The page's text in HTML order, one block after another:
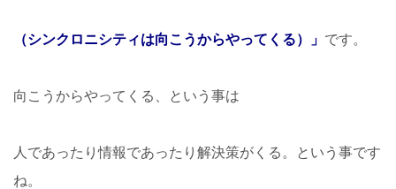
（シンクロニシティは向こうからやってくる）」 です。
向こうからやってくる、という事は
人であったり情報であったり解決策がくる。という事です
ね。